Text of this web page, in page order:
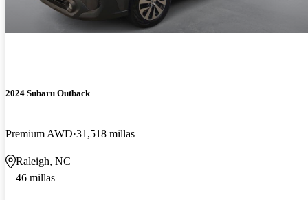
2024 Subaru Outback
Premium AWD 31,518 millas
Raleigh, NC
46 millas